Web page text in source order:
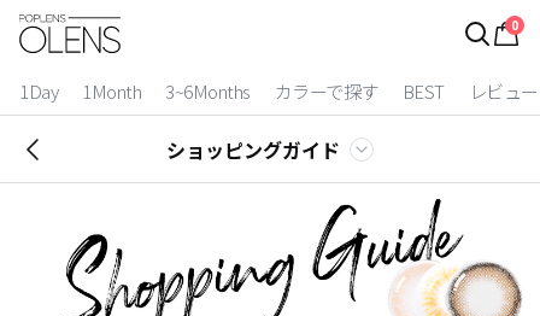
0
1Day 1Month 3~6Months カラーで探す BEST レビュー
ログイン
カラコン比較
今月限定特典
カラコン
ショッピングガイド